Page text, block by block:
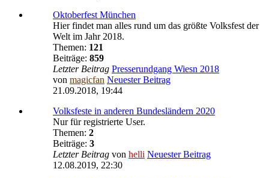
Oktoberfest München
Hier findet man alles rund um das größte Volksfest der
Welt im Jahr 2018.
Themen: 121
Beiträge: 859
Letzter Beitrag Presserundgang Wiesn 2018
von magicfan Neuester Beitrag
21.09.2018, 19:44
Volksfeste in anderen Bundesländern 2020
Nur für registrierte User.
Themen: 2
Beiträge: 3
Letzter Beitrag von helli Neuester Beitrag
12.08.2019, 22:30